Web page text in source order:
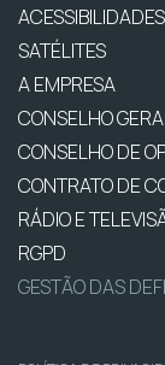
ACESSIBILIDADES
SATÉLITES
A EMPRESA
CONSELHO
CONSELHO DE
CONTRATO DE
RÁDIO E
RGPD
GESTÃO DAS